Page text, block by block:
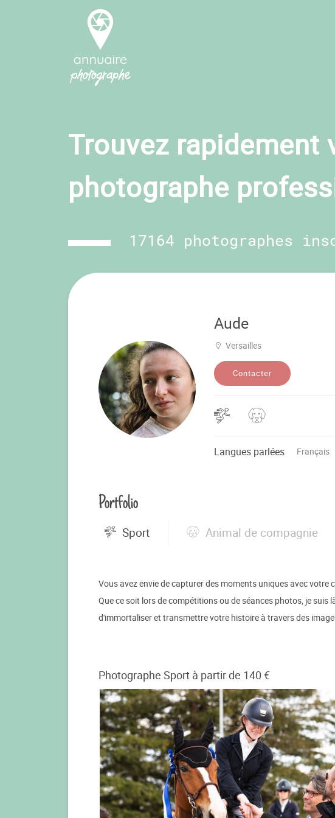
Trouvez rapidement
photographe
17164 photographes
Aude
Versailles
Contacter
Langues parlées Français
Portfolio
Sport Animal de compagnie
Vous avez envie de capturer des moments uniques avec votre
Que ce soit lors de compétitions ou de séances photos, je
d'immortaliser et transmettre votre histoire à travers des
Photographe Sport à partir de 140 €